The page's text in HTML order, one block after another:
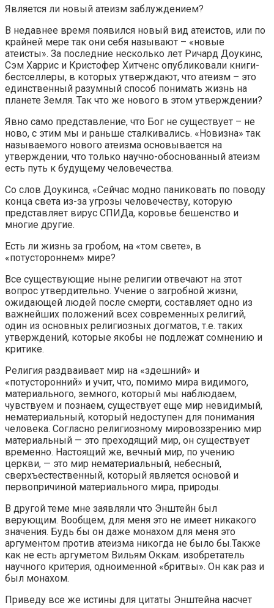
Является ли новый атеизм заблуждением?
В недавнее время появился новый вид атеистов, или по
крайней мере так они себя называют – «новые
атеисты». За последние несколько лет Ричард Доукинс,
Сэм Харрис и Кристофер Хитченс опубликовали книги-
бестселлеры, в которых утверждают, что атеизм – это
единственный разумный способ понимать жизнь на
планете Земля. Так что же нового в этом утверждении?
Явно само представление, что Бог не существует – не
ново, с этим мы и раньше сталкивались. «Новизна» так
называемого нового атеизма основывается на
утверждении, что только научно-обоснованный атеизм
есть путь к будущему человечества.
Со слов Доукинса, «Сейчас модно паниковать по поводу
конца света из-за угрозы человечеству, которую
представляет вирус СПИДа, коровье бешенство и
многие другие.
Есть ли жизнь за гробом, на «том свете», в
«потустороннем» мире?
Все существующие ныне религии отвечают на этот
вопрос утвердительно. Учение о загробной жизни,
ожидающей людей после смерти, составляет одно из
важнейших положений всех современных религий,
один из основных религиозных догматов, т.е. таких
утверждений, которые якобы не подлежат сомнению и
критике.
Религия раздваивает мир на «здешний» и
«потусторонний» и учит, что, помимо мира видимого,
материального, земного, который мы наблюдаем,
чувствуем и познаем, существует еще мир невидимый,
нематериальный, который недоступен для понимания
человека. Согласно религиозному мировоззрению мир
материальный — это преходящий мир, он существует
временно. Настоящий же, вечный мир, по учению
церкви, — это мир нематериальный, небесный,
сверхъестественный, который является основой и
первопричиной материального мира, природы.
В другой теме мне заявляли что Энштейн был
верующим. Вообщем, для меня это не имеет никакого
значения. Будь бы он даже монахом для меня это
аргументом против атеизма никогда не было бы.Также
как не есть аргуметом Вильям Оккам. изобретатель
научного критерия, одноименной «бритвы». Он как раз и
был монахом.
Приведу все же истины для цитаты Энштейна насчет